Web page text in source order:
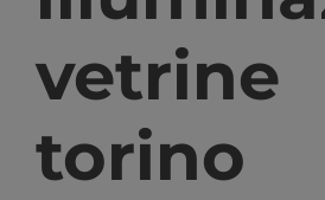
vetrine
torino